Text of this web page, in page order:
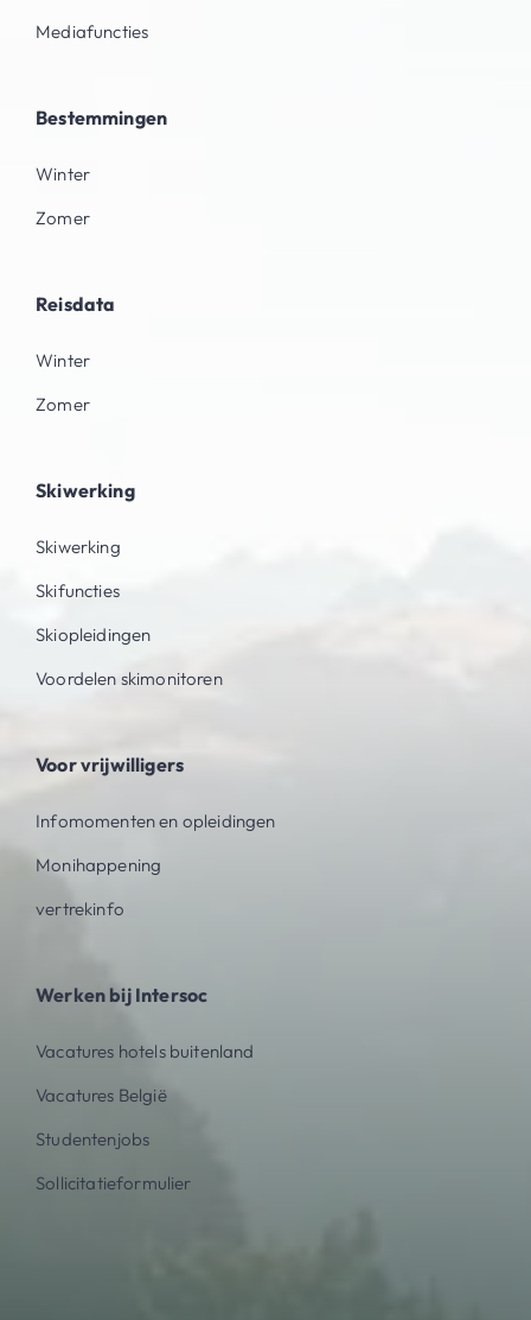
Mediafuncties
Bestemmingen
Winter
Zomer
Reisdata
Winter
Zomer
Skiwerking
Skiwerking
Skifuncties
Skiopleidingen
Voordelen skimonitoren
Voor vrijwilligers
Infomomenten en opleidingen
Monihappening
vertrekinfo
Werken bij Intersoc
Vacatures hotels buitenland
Vacatures België
Studentenjobs
Sollicitatieformulier